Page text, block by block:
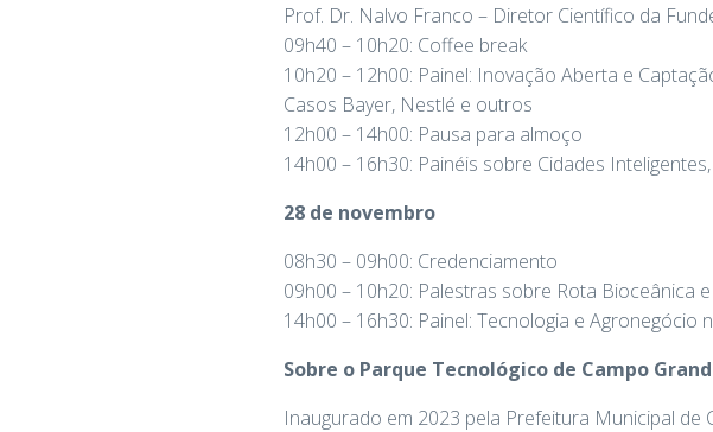
Prof. Dr. Nalvo Franco – Diretor Científico da
09h40 – 10h20: Coffee break
10h20 – 12h00: Painel: Inovação Aberta e
Casos Bayer, Nestlé e outros
12h00 – 14h00: Pausa para almoço
14h00 – 16h30: Painéis sobre Cidades
28 de novembro
08h30 – 09h00: Credenciamento
09h00 – 10h20: Palestras sobre Rota Bioceânica
14h00 – 16h30: Painel: Tecnologia e Agronegócio
Sobre o Parque Tecnológico de Campo
Inaugurado em 2023 pela Prefeitura Municipal